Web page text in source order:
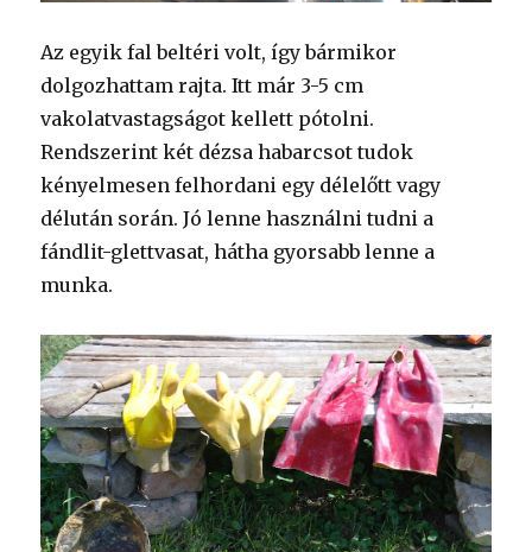
Az egyik fal beltéri volt, így bármikor
dolgozhattam rajta. Itt már 3-5 cm
vakolatvastagságot kellett pótolni.
Rendszerint két dézsa habarcsot tudok
kényelmesen felhordani egy délelőtt vagy
délután során. Jó lenne használni tudni a
fándlit-glettvasat, hátha gyorsabb lenne a
munka.